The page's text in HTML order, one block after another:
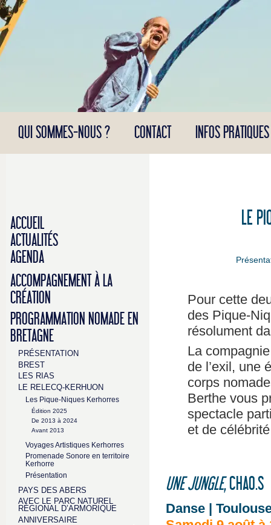
Panneau de gestion des cookies
QUI SOMMES-NOUS ? CONTACT INFOS PRATIQUES
ACCUEIL
ACTUALITÉS
AGENDA
ACCOMPAGNEMENT À LA
CRÉATION
PROGRAMMATION NOMADE EN
BRETAGNE
PRÉSENTATION
BREST
LES RIAS
LE RELECQ-KERHUON
Les Pique-Niques Kerhorres
Édition 2025
De 2013 à 2024
Avant 2013
Voyages Artistiques Kerhorres
Promenade Sonore en territoire
Kerhorre
Présentation
PAYS DES ABERS
AVEC LE PARC NATUREL
RÉGIONAL D’ARMORIQUE
ANNIVERSAIRE
LE
Pour cette
des Pique-
résolument
La
de l’exil, une
corps
Berthe vous
spectacle
et de
UNE JUNGLE, CHAO.S
Danse |